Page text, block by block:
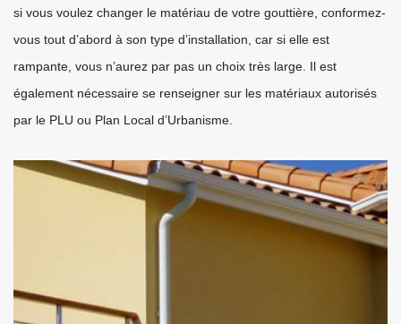
si vous voulez changer le matériau de votre gouttière, conformez-
vous tout d’abord à son type d’installation, car si elle est
rampante, vous n’aurez par pas un choix très large. Il est
également nécessaire se renseigner sur les matériaux autorisés
par le PLU ou Plan Local d’Urbanisme.